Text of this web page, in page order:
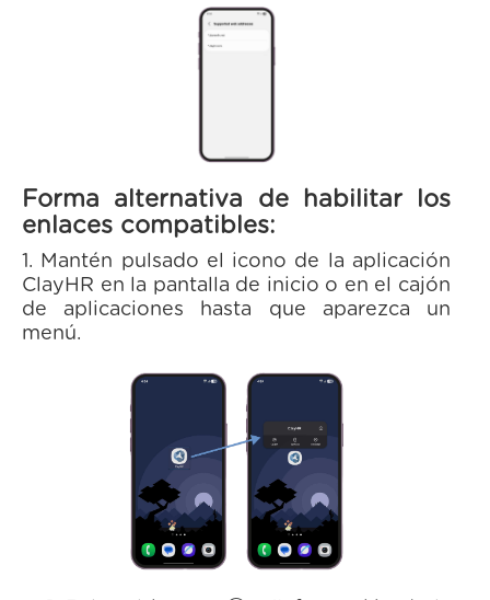
Forma alternativa de habilitar los
enlaces compatibles:
1. Mantén pulsado el icono de la aplicación
ClayHR en la pantalla de inicio o en el cajón
de aplicaciones hasta que aparezca un
menú.